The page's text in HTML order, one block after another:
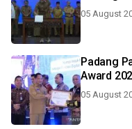
05 August
Padang
Award
05 August